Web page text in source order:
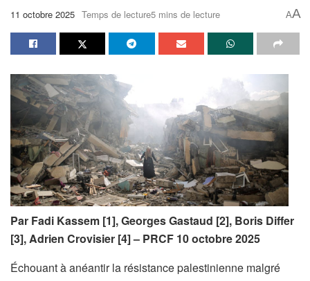
11 octobre 2025 Temps de lecture5 mins de lecture AA
Par Fadi Kassem [1], Georges Gastaud [2], Boris Differ
[3], Adrien Crovisier [4] – PRCF 10 octobre 2025
Échouant à anéantir la résistance palestinienne malgré